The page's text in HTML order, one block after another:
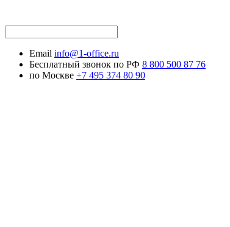
Email info@1-office.ru
Бесплатный звонок по РФ 8 800 500 87 76
по Москве +7 495 374 80 90